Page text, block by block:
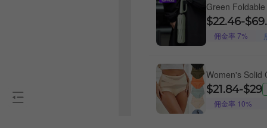
Green
Umbrella, 1pc
Windproof
Wind Resistant
Umbrella
$22.46-
佣金率 7%
Women's Solid
High Elasticity
Breathable
$21.84-$29
佣金率 10%